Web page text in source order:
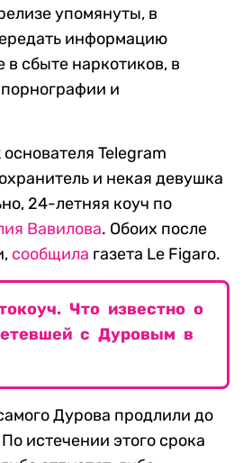
упомянуты, в
информацию
в сбыте наркотиков, в
и
Telegram
и некая девушка
24-летняя коуч по
Вавилова. Обоих после
сообщила газета Le Figaro.
Что известно о
с Дуровым в
Дурова продлили до
истечении этого срока